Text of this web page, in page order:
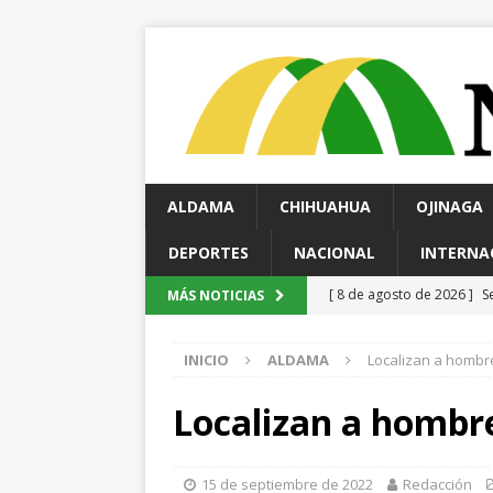
ALDAMA CHIHUAHUA OJINAGA
DEPORTES NACIONAL
MÁS NOTICIAS [ 8 de agosto de 2026 ]
[ 8 de agosto de 2026 ]
ESTATAL
[ 8 de agosto de 2026 ]
INICIO ALDAMA Localizan a
Localizan a
15 de septiembre de 2022 Redacción